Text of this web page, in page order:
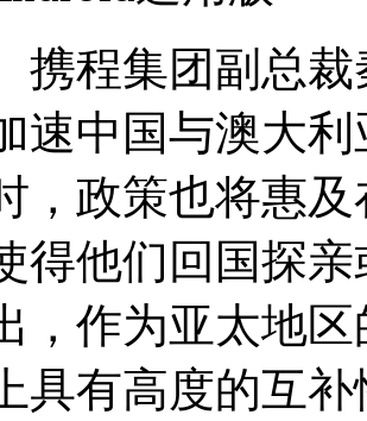
团副总裁秦
速中国与澳大
，政策也将惠
得他们回国探
，作为亚太地
具有高度的互